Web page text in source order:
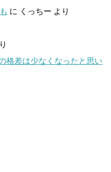
に くっちー より
格差は少なくなったと思い